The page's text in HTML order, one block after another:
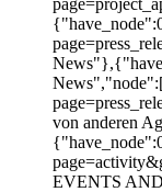
von anderen
EVENTS